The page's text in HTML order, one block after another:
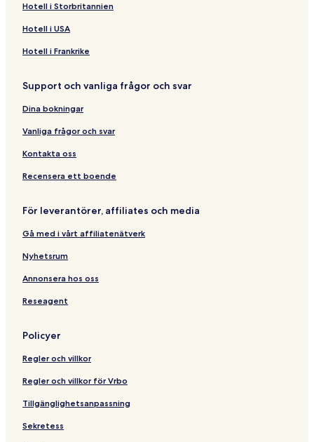
Hotell i Storbritannien
Hotell i USA
Hotell i Frankrike
Support och vanliga frågor och svar
Dina bokningar
Vanliga frågor och svar
Kontakta oss
Recensera ett boende
För leverantörer, affiliates och media
Gå med i vårt affiliatenätverk
Nyhetsrum
Annonsera hos oss
Reseagent
Policyer
Regler och villkor
Regler och villkor för Vrbo
Tillgänglighetsanpassning
Sekretess